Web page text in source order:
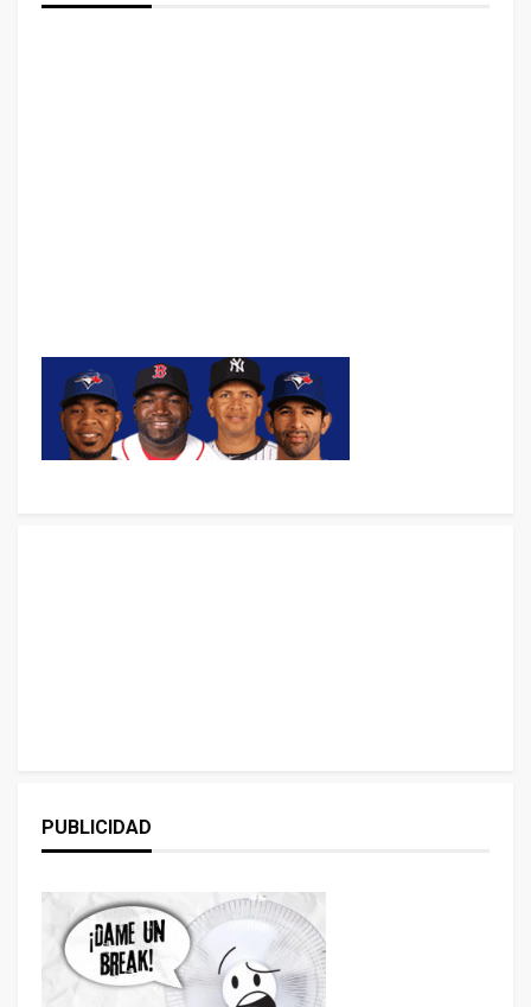
PUBLICIDAD